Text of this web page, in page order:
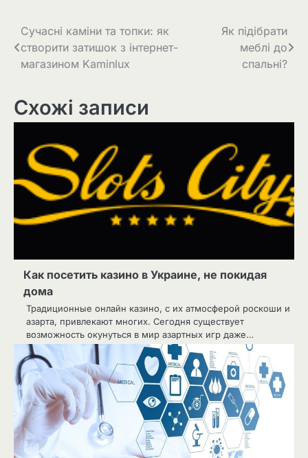
Навігація
записів
Сучасні каміни та топки: як
створити затишок з інтернет-
магазином Kaminlux
Як підібрати
меблі до
спальні?
Схожі записи
Как посетить казино в Украине, не покидая
дома
Традиционные онлайн казино, с их атмосферой роскоши и
азарта, привлекают многих. Сегодня существует
возможность окунуться в мир азартных игр даже…